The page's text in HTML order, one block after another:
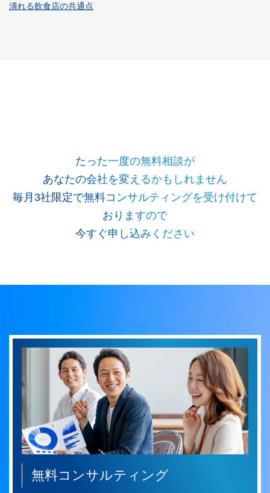
潰れる飲食店の共通点
たった一度の無料相談が
あなたの会社を変えるかもしれません
毎月3社限定で無料コンサルティングを受け付けて
おりますので
今すぐ申し込みください
無料コンサルティング